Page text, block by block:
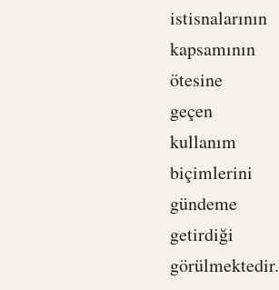
istisnalarının
kapsamının
ötesine
geçen
kullanım
biçimlerini
gündeme
getirdiği
görülmektedir.